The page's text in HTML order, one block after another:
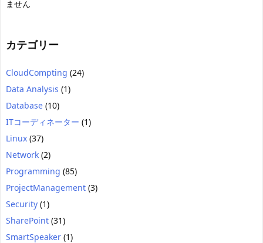
ません
カテゴリー
CloudCompting (24)
Data Analysis (1)
Database (10)
ITコーディネーター (1)
Linux (37)
Network (2)
Programming (85)
ProjectManagement (3)
Security (1)
SharePoint (31)
SmartSpeaker (1)